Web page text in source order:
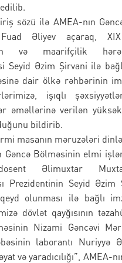
sözü ilə AMEA-nın
Əliyev açaraq,
və maarifçilik
Seyid Əzim Şirvani ilə
dair ölkə rəhbərinin
işıqlı
əməllərinə verilən
bildirib.
masanın məruzələri
Gəncə Bölməsinin elmi
Əlimuxtar
Prezidentinin Seyid
olunması ilə bağlı
dövlət qayğısının
Nizami Gəncəvi
laborantı Nuriyyə
və yaradıcılığı”, AMEA-